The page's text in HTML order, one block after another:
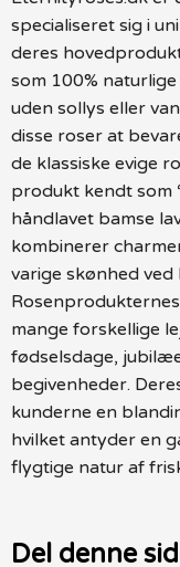
specialiseret sig i
deres
som 100%
uden sollys eller
disse roser at
de klassiske evige
produkt kendt som
håndlavet bamse
kombinerer
varige skønhed
mange forskellige
fødselsdage,
begivenheder.
kunderne en
hvilket antyder en
flygtige natur af
Del denne